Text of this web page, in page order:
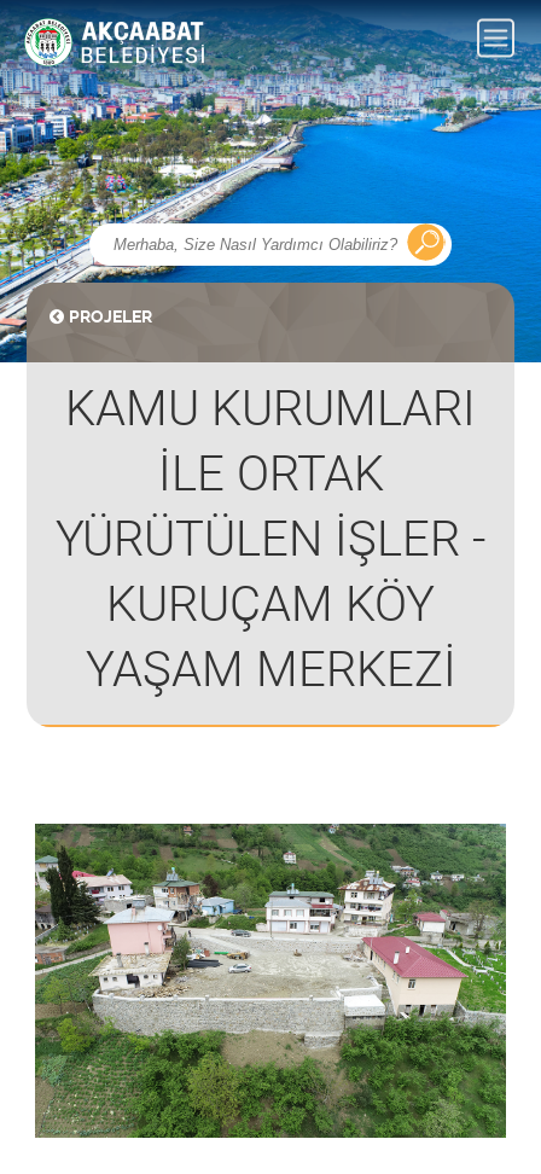
PROJELER
KAMU KURUMLARI
İLE ORTAK
YÜRÜTÜLEN İŞLER -
KURUÇAM KÖY
YAŞAM MERKEZİ